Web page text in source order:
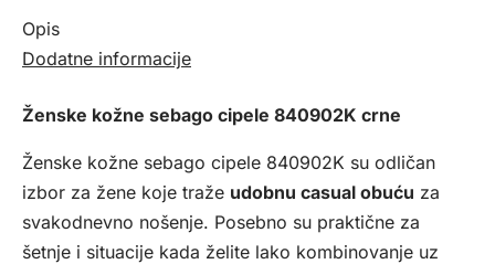
Opis
Dodatne informacije
Ženske kožne sebago cipele 840902K crne
Ženske kožne sebago cipele 840902K su odličan
izbor za žene koje traže udobnu casual obuću za
svakodnevno nošenje. Posebno su praktične za
šetnje i situacije kada želite lako kombinovanje uz